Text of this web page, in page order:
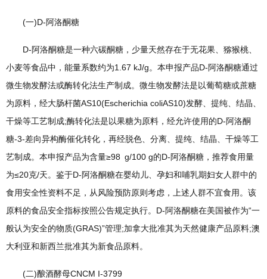
(一)D-阿洛酮糖
D-阿洛酮糖是一种六碳酮糖，少量天然存在于无花果、猕猴桃、
小麦等食品中，能量系数约为1.67 kJ/g。本申报产品D-阿洛酮糖通过
微生物发酵法或酶转化法生产制成。微生物发酵法是以葡萄糖或蔗糖
为原料，经大肠杆菌AS10(Escherichia coliAS10)发酵、提纯、结晶、
干燥等工艺制成;酶转化法是以果糖为原料，经允许使用的D-阿洛酮
糖-3-差向异构酶催化转化，再经脱色、分离、提纯、结晶、干燥等工
艺制成。本申报产品为含量≥98 g/100 g的D-阿洛酮糖，推荐食用量
为≤20克/天。鉴于D-阿洛酮糖在婴幼儿、孕妇和哺乳期妇女人群中的
食用安全性资料不足，从风险预防原则考虑，上述人群不宜食用。该
原料的食品安全指标按照公告规定执行。D-阿洛酮糖在美国被作为“一
般认为安全的物质(GRAS)”管理;加拿大批准其为天然健康产品原料;澳
大利亚和新西兰批准其为新食品原料。
(二)酿酒酵母CNCM I-3799